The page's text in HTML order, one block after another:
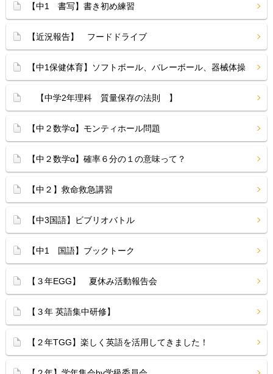
【中1 書写】書き初め練習
【近況報告】 フードドライブ
【中1保健体育】ソフトボール、バレーボール、器械体操
【中学2年理科 質量保存の法則 】
【中２数学α】モンティホール問題
【中２数学α】確率６分の１の意味って？
【中２】救命救急講習
【中3国語】ビブリオバトル
【中1 国語】ブックトーク
【３年EGG】 夏休み活動報告会
【３年 英語集中研修】
【２年TGG】楽しく英語を活用してきました！